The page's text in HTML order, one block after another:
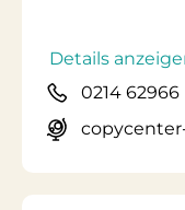
Details
0214 62966